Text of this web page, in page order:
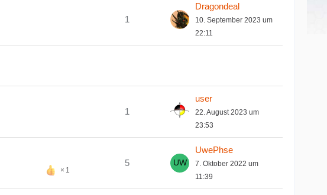
1
Dragondeal
10. September 2023 um
22:11
1
user
22. August 2023 um
23:53
1
5
UwePhse
7. Oktober 2022 um
11:39